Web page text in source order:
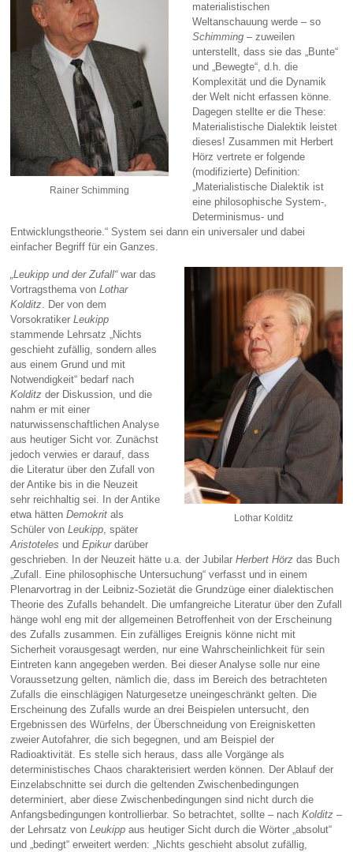
Rainer Schimming
materialistischen
Weltanschauung werde – so
Schimming – zuweilen
unterstellt, dass sie das „Bunte“
und „Bewegte“, d.h. die
Komplexität und die Dynamik
der Welt nicht erfassen könne.
Dagegen stellte er die These:
Materialistische Dialektik leistet
dieses! Zusammen mit Herbert
Hörz vertrete er folgende
(modifizierte) Definition:
„Materialistische Dialektik ist
eine philosophische System-,
Determinismus- und
Entwicklungstheorie.“ System sei dann ein universaler und dabei
einfacher Begriff für ein Ganzes.
Lothar Kolditz
„Leukipp und der Zufall“war das
Vortragsthema vonLothar
Kolditz . Der von dem
VorsokratikerLeukipp
stammende Lehrsatz „Nichts
geschieht zufällig, sondern alles
aus einem Grund und mit
Notwendigkeit“ bedarf nach
Kolditz der Diskussion, und die
nahm er mit einer
naturwissenschaftlichen Analyse
aus heutiger Sicht vor. Zunächst
jedoch verwies er darauf, dass
die Literatur über den Zufall von
der Antike bis in die Neuzeit
sehr reichhaltig sei. In der Antike
etwa hättenDemokrit als
Schüler vonLeukipp , später
Aristoteles undEpikurdarüber
geschrieben. In der Neuzeit hätte u.a. der JubilarHerbert Hörz das Buch
„Zufall. Eine philosophische Untersuchung“ verfasst und in einem
Plenarvortrag in der Leibniz-Sozietät die Grundzüge einer dialektischen
Theorie des Zufalls behandelt. Die umfangreiche Literatur über den Zufall
hänge wohl eng mit der allgemeinen Betroffenheit von der Erscheinung
des Zufalls zusammen. Ein zufälliges Ereignis könne nicht mit
Sicherheit vorausgesagt werden, nur eine Wahrscheinlichkeit für sein
Eintreten kann angegeben werden. Bei dieser Analyse solle nur eine
Voraussetzung gelten, nämlich die, dass im Bereich des betrachteten
Zufalls die einschlägigen Naturgesetze uneingeschränkt gelten. Die
Erscheinung des Zufalls wurde an drei Beispielen untersucht, den
Ergebnissen des Würfelns, der Überschneidung von Ereignisketten
zweier Autofahrer, die sich begegnen, und am Beispiel der
Radioaktivität. Es stelle sich heraus, dass alle Vorgänge als
deterministisches Chaos charakterisiert werden können. Der Ablauf der
Einzelabschnitte sei durch die geltenden Zwischenbedingungen
determiniert, aber diese Zwischenbedingungen sind nicht durch die
Anfangsbedingungen kontrollierbar. So betrachtet, sollte – nachKolditz –
der Lehrsatz vonLeukipp aus heutiger Sicht durch die Wörter „absolut“
und „bedingt“ erweitert werden: „Nichts geschieht absolut zufällig,